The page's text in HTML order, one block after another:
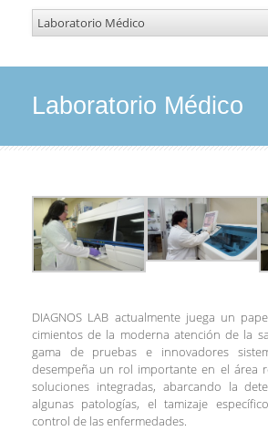
Laboratorio Médico
DIAGNOS LAB actualmente juega un
cimientos de la moderna atención de la
gama de pruebas e innovadores
desempeña un rol importante en el área
soluciones integradas, abarcando la
algunas patologías, el tamizaje
control de las enfermedades.